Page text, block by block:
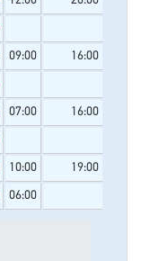
09:00 16:00
07:00 16:00
10:00 19:00
06:00